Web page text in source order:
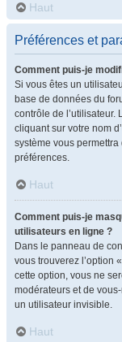
Haut
Préférences et
Comment puis-je
Si vous êtes un
base de données du
contrôle de l’utilisateur.
cliquant sur votre nom
système vous
préférences.
Haut
Comment puis-je
utilisateurs en ligne ?
Dans le panneau de
vous trouverez l’option
cette option, vous ne
modérateurs et de
un utilisateur invisible.
Haut